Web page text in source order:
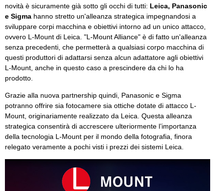
novità è sicuramente già sotto gli occhi di tutti: Leica, Panasonic
e Sigma hanno stretto un'alleanza strategica impegnandosi a
sviluppare corpi macchina e obiettivi intorno ad un unico attacco,
ovvero L-Mount di Leica. "L-Mount Alliance" è di fatto un'alleanza
senza precedenti, che permetterà a qualsiasi corpo macchina di
questi produttori di adattarsi senza alcun adattatore agli obiettivi
L-Mount, anche in questo caso a prescindere da chi lo ha
prodotto.
Grazie alla nuova partnership quindi, Panasonic e Sigma
potranno offrire sia fotocamere sia ottiche dotate di attacco L-
Mount, originariamente realizzato da Leica. Questa alleanza
strategica consentirà di accrescere ulteriormente l’importanza
della tecnologia L-Mount per il mondo della fotografia, finora
relegato veramente a pochi visti i prezzi dei sistemi Leica.